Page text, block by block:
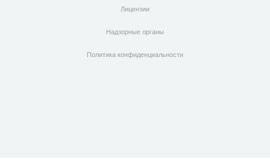
Лицензии
Надзорные органы
Политика конфиденциальности